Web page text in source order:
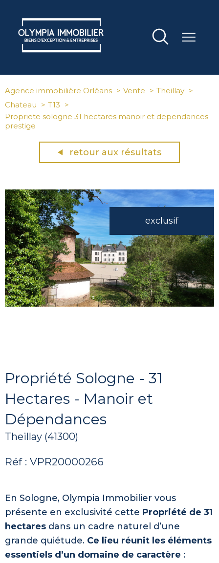
Agence immobilière Orléans Vente
Theillay
Chateau
T13
Propriete sologne 31 hectares manoir et dependances
prestige
retour aux résultats
exclusif
Propriété Sologne - 31
Hectares - Manoir et
Dépendances
Theillay (41300)
Réf : VPR20000266
En Sologne, Olympia Immobilier vous
présente en exclusivité cette Propriété de 31
hectares dans un cadre naturel d’une
grande quiétude. Ce lieu réunit les éléments
essentiels d’un domaine de caractère :